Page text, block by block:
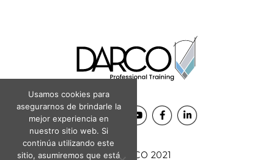
© DARCO 2021
Usamos cookies para
asegurarnos de brindarle la
mejor experiencia en
nuestro sitio web. Si
continúa utilizando este
sitio, asumiremos que está